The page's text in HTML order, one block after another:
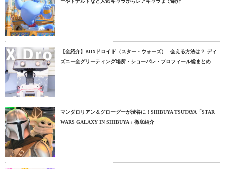
【全紹介】BDXドロイド（スター・ウォーズ）– 会える方法は？ ディ
ズニー全グリーティング場所・ショーパレ・プロフィール総まとめ
マンダロリアン＆グローグーが渋谷に！SHIBUYA TSUTAYA「STAR
WARS GALAXY IN SHIBUYA」徹底紹介